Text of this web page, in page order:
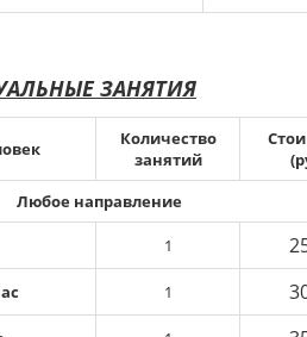
ЗАНЯТИЯ
Количество
занятий
Любое направление
1
1